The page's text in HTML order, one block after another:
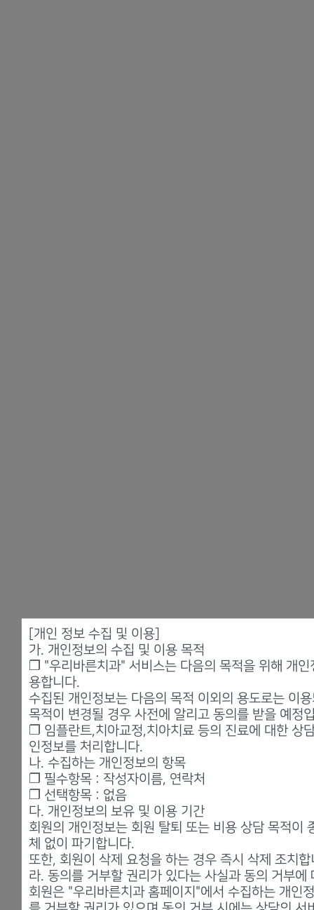
/03
[개인 정보 수집 및 이용]
가. 개인정보의 수집 및 이용 목적
❐ "우리바른치과" 서비스는 다음의 목적을 위해 개인
용합니다.
수집된 개인정보는 다음의 목적 이외의 용도로는 이
목적이 변경될 경우 사전에 알리고 동의를 받을 예정
❐ 임플란트,치아교정,치아치료 등의 진료에 대한 상
인정보를 처리합니다.
나. 수집하는 개인정보의 항목
❐ 필수항목 : 작성자이름, 연락처
❐ 선택항목 : 없음
다. 개인정보의 보유 및 이용 기간
회원의 개인정보는 회원 탈퇴 또는 비용 상담 목적이
체 없이 파기합니다.
또한, 회원이 삭제 요청을 하는 경우 즉시 삭제 조치합
라. 동의를 거부할 권리가 있다는 사실과 동의 거부에
회원은 "우리바른치과 홈페이지"에서 수집하는 개인